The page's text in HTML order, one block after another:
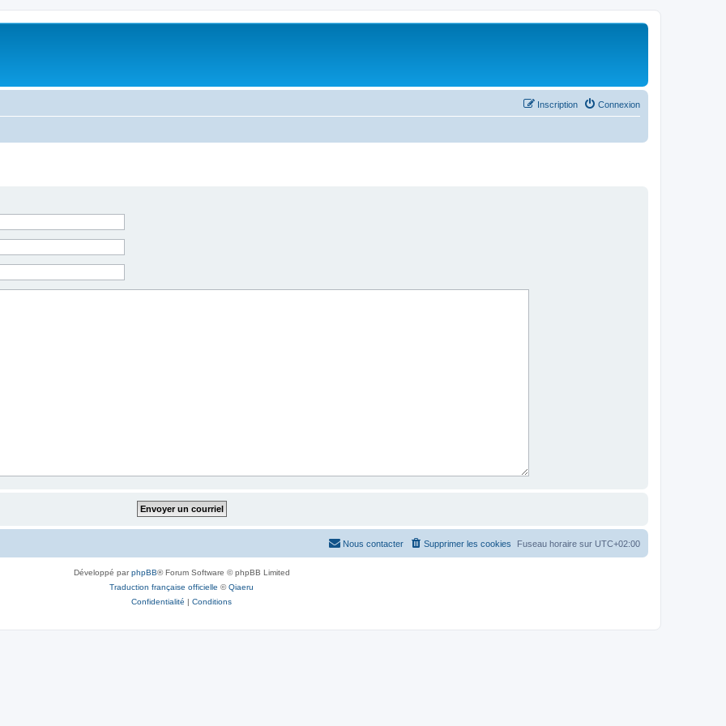
Connexion
Inscription
Fuseau horaire sur UTC+02:00
Supprimer les cookies
Nous contacter
Développé parphpBB® Forum Software © phpBB Limited
Traduction française officielle ©Qiaeru
Confidentialité | Conditions